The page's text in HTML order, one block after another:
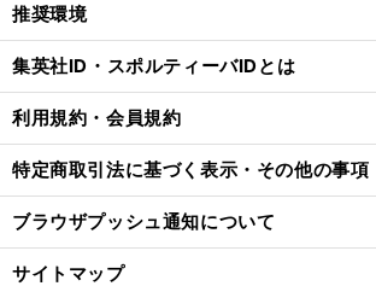
推奨環境
集英社ID・スポルティーバIDとは
利用規約・会員規約
特定商取引法に基づく表示・その他の事項
ブラウザプッシュ通知について
サイトマップ